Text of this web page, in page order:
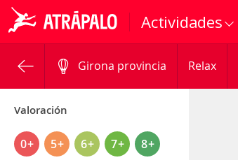
Actividades
Girona provincia Relax
Valoración
0+ 5+ 6+ 7+ 8+